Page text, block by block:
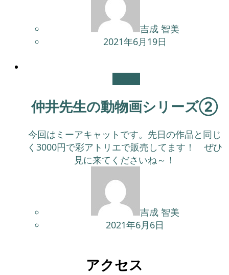
吉成 智美
2021年6月19日
仲井先生の動物画シリーズ②
今回はミーアキャットです。先日の作品と同じ
く3000円で彩アトリエで販売してます！ ぜひ
見に来てくださいね～！
吉成 智美
2021年6月6日
アクセス